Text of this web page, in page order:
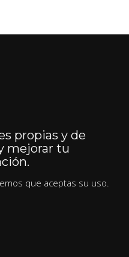
propias y de
mejorar tu
que aceptas su uso.